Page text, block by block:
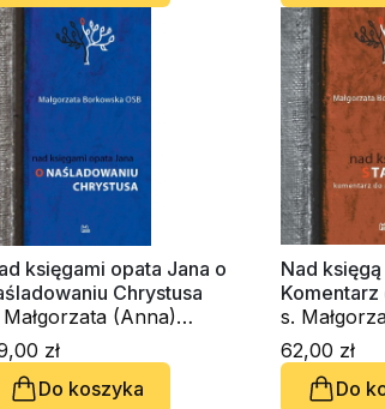
księgami opata Jana o
Chrystusa
Małgorzata (Anna)
OSB
zł
Do koszyka
Nad
Komentarz
s.
Borkowska
62,00 zł
Do